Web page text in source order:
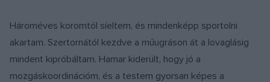
Hároméves koromtól síeltem, és mindenképp sportolni
akartam. Szertornától kezdve a műugráson át a lovaglásig
mindent kipróbáltam. Hamar kiderült, hogy jó a
mozgáskoordinációm, és a testem gyorsan képes a